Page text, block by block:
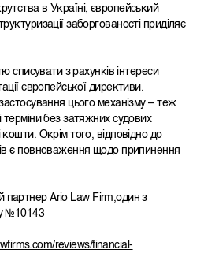
в Україні, європейський
заборгованості приділяє
списувати з рахунків інтереси
європейської директиви.
цього механізму – теж
терміни без затяжних судових
Окрім того, відповідно до
є повноваження щодо припинення
партнерArio Law Firm,один з
№10143
reviews/financial-